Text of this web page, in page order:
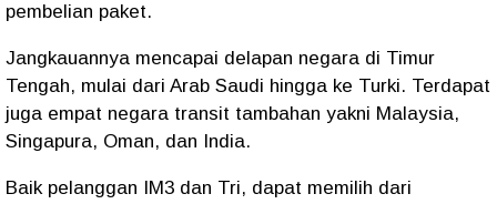
pembelian paket.
Jangkauannya mencapai delapan negara di Timur
Tengah, mulai dari Arab Saudi hingga ke Turki. Terdapat
juga empat negara transit tambahan yakni Malaysia,
Singapura, Oman, dan India.
Baik pelanggan IM3 dan Tri, dapat memilih dari